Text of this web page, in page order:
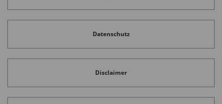
Datenschutz
Disclaimer